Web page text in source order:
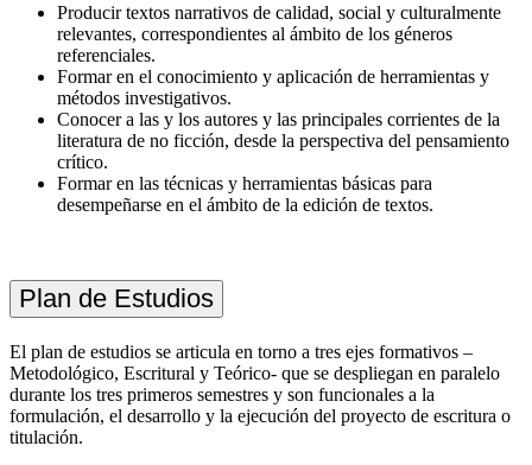
Producir textos narrativos de calidad, social y culturalmente
relevantes, correspondientes al ámbito de los géneros
referenciales.
Formar en el conocimiento y aplicación de herramientas y
métodos investigativos.
Conocer a las y los autores y las principales corrientes de la
literatura de no ficción, desde la perspectiva del pensamiento
crítico.
Formar en las técnicas y herramientas básicas para
desempeñarse en el ámbito de la edición de textos.
Plan de Estudios
El plan de estudios se articula en torno a tres ejes formativos –
Metodológico, Escritural y Teórico- que se despliegan en paralelo
durante los tres primeros semestres y son funcionales a la
formulación, el desarrollo y la ejecución del proyecto de escritura o
titulación.